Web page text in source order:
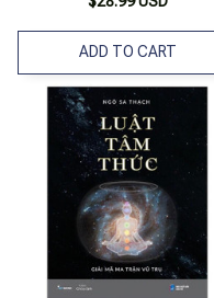
ADD TO CART